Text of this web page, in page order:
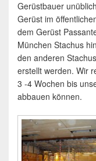
Gerüstbauer
Gerüst im
dem Gerüst
München Stachus
den anderen
erstellt werden. Wir
3 -4 Wochen bis
abbauen können.